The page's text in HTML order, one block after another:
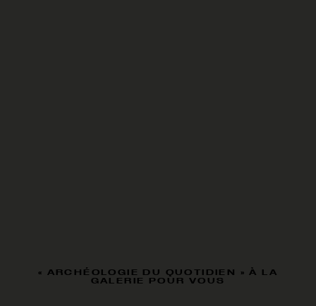
« ARCHÉOLOGIE DU QUOTIDIEN » À LA
GALERIE POUR VOUS